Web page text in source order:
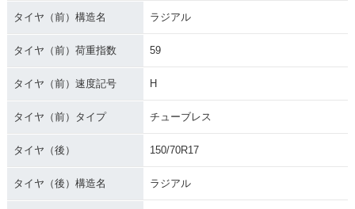
タイヤ（前）構造名 ラジアル
タイヤ（前）荷重指数 59
タイヤ（前）速度記号 H
タイヤ（前）タイプ チューブレス
タイヤ（後） 150/70R17
タイヤ（後）構造名 ラジアル